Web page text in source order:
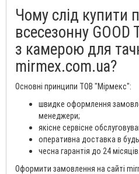
Чому слід купити
всесезонну GOOD
з камерою для
mirmex.com.ua?
Основні принципи ТОВ "Мірмекс":
швидке оформлення
менеджери;
якісне сервісне
оперативна доставка в
чесна гарантія до 24 місяців.
Оформити замовлення на сайті